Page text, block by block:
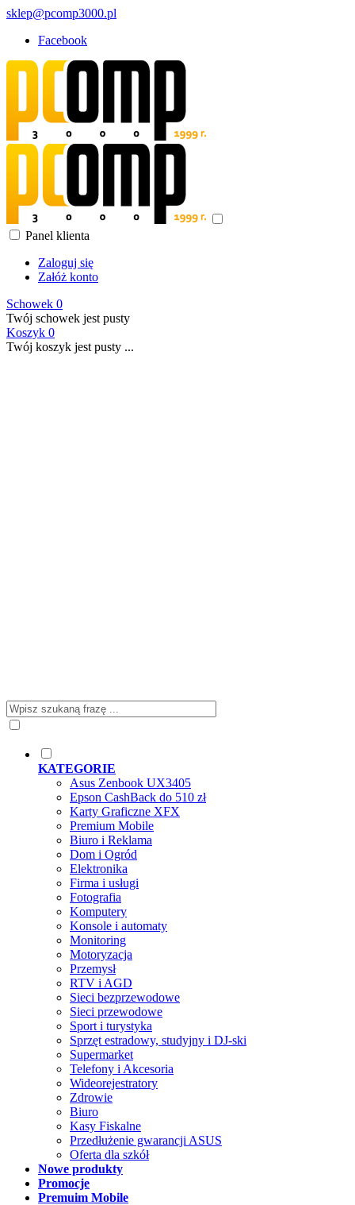
sklep@pcomp3000.pl
Facebook
Panel klienta
Zaloguj się
Załóż konto
Schowek 0
Twój schowek jest pusty
Koszyk 0
Twój koszyk jest pusty ...
KATEGORIE
Asus Zenbook UX3405
Epson CashBack do 510 zł
Karty Graficzne XFX
Premium Mobile
Biuro i Reklama
Dom i Ogród
Elektronika
Firma i usługi
Fotografia
Komputery
Konsole i automaty
Monitoring
Motoryzacja
Przemysł
RTV i AGD
Sieci bezprzewodowe
Sieci przewodowe
Sport i turystyka
Sprzęt estradowy, studyjny i DJ-ski
Supermarket
Telefony i Akcesoria
Wideorejestratory
Zdrowie
Biuro
Kasy Fiskalne
Przedłużenie gwarancji ASUS
Oferta dla szkół
Nowe produkty
Promocje
Premuim Mobile